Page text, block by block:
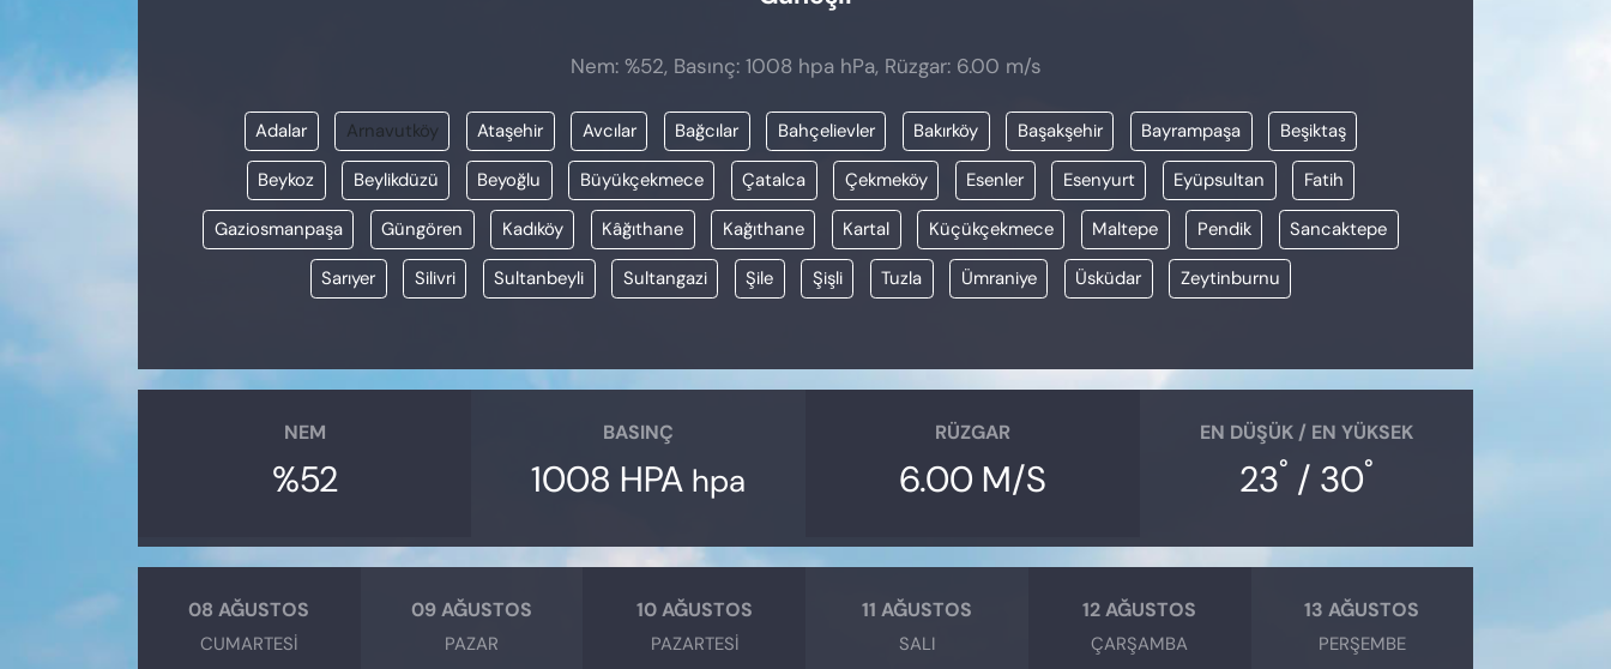
Nem: %52, Basınç: 1008 hpa hPa, Rüzgar: 6.00 m/s
Adalar Arnavutköy Ataşehir Avcılar Bağcılar Bahçelievler Bakırköy Başakşehir Bayrampaşa Beşiktaş
Beykoz Beylikdüzü Beyoğlu Büyükçekmece Çatalca Çekmeköy Esenler Esenyurt Eyüpsultan Fatih
Gaziosmanpaşa Güngören Kadıköy Kâğıthane Kağıthane Kartal Küçükçekmece Maltepe Pendik Sancaktepe
Sarıyer Silivri Sultanbeyli Sultangazi Şile Şişli Tuzla Ümraniye Üsküdar Zeytinburnu
NEM
%52
BASINÇ
1008 HPA hpa
RÜZGAR
6.00 M/S
EN DÜŞÜK / EN YÜKSEK
23° / 30°
08 AĞUSTOS
CUMARTESI
09 AĞUSTOS
PAZAR
10 AĞUSTOS
PAZARTESI
11 AĞUSTOS
SALI
12 AĞUSTOS
ÇARŞAMBA
13 AĞUSTOS
PERŞEMBE
SAĞLIK
YAZAR KÖŞESİ
VAN VE DİYARBAKIR HABERLERİ